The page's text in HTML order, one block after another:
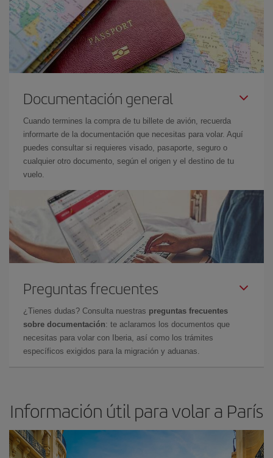
Documentación general
Cuando termines la compra de tu billete de avión, recuerda
informarte de la documentación que necesitas para volar. Aquí
puedes consultar si requieres visado, pasaporte, seguro o
cualquier otro documento, según el origen y el destino de tu
vuelo.
Preguntas frecuentes
¿Tienes dudas? Consulta nuestras preguntas frecuentes
sobre documentación: te aclaramos los documentos que
necesitas para volar con Iberia, así como los trámites
específicos exigidos para la migración y aduanas.
Información útil para volar a París